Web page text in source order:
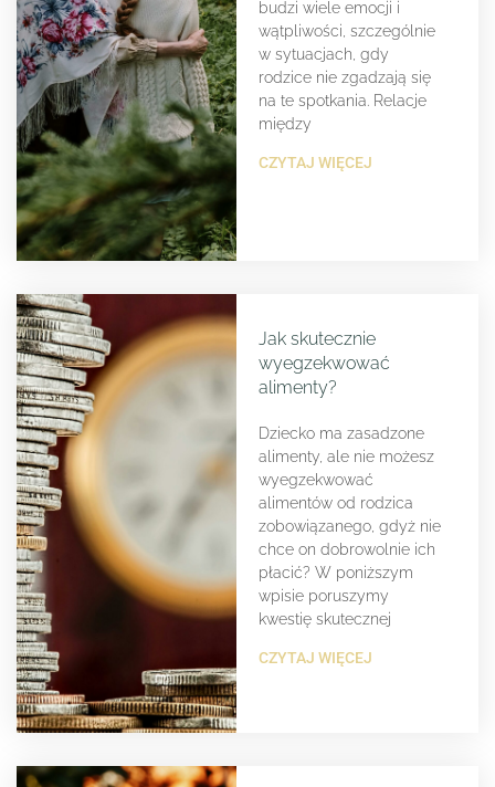
budzi wiele emocji i
wątpliwości, szczególnie
w sytuacjach, gdy
rodzice nie zgadzają się
na te spotkania. Relacje
między
CZYTAJ WIĘCEJ
Jak skutecznie
wyegzekwować
alimenty?
Dziecko ma zasadzone
alimenty, ale nie możesz
wyegzekwować
alimentów od rodzica
zobowiązanego, gdyż nie
chce on dobrowolnie ich
płacić? W poniższym
wpisie poruszymy
kwestię skutecznej
CZYTAJ WIĘCEJ